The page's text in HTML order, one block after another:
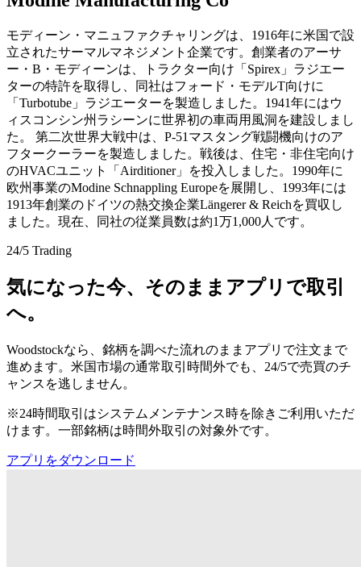
モディーン・マニュファクチャリングは、1916年に米国で設
立されたサーマルマネジメント企業です。創業者のアーサ
ー・B・モディーンは、トラクター向け「Spirex」ラジエー
ターの特許を取得し、同社はフォード・モデルT向けに
「Turbotube」ラジエーターを製造しました。1941年にはウ
ィスコンシン州ラシーンに世界初の車両用風洞を建設しまし
た。 第二次世界大戦中は、P-51マスタング戦闘機向けのア
フタークーラーを製造しました。戦後は、住宅・非住宅向け
のHVACユニット「Airditioner」を投入しました。1990年に
欧州事業のModine Schnappling Europeを展開し、1993年には
1913年創業のドイツの熱交換企業Längerer & Reichを買収し
ました。現在、同社の従業員数は約1万1,000人です。
24/5 Trading
気になった今、そのままアプリで取引
へ。
Woodstockなら、銘柄を調べた流れのままアプリで注文まで
進めます。米国市場の通常取引時間外でも、24/5で売買のチ
ャンスを逃しません。
※24時間取引はシステムメンテナンス時を除きご利用いただ
けます。一部銘柄は時間外取引の対象外です。
アプリをダウンロード